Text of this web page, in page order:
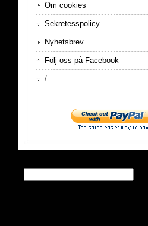
Om cookies
Sekretesspolicy
Nyhetsbrev
Följ oss på Facebook
/